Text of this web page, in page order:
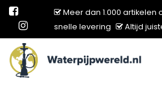
Meer dan 1.000 artikelen
snelle levering
Altijd
Main Navigation